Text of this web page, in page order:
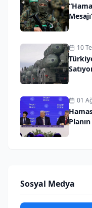
10
01
Sosyal Medya